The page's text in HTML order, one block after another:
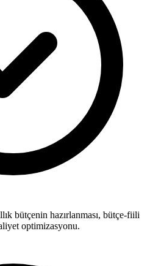
bütçenin hazırlanması, bütçe-fiili
optimizasyonu.